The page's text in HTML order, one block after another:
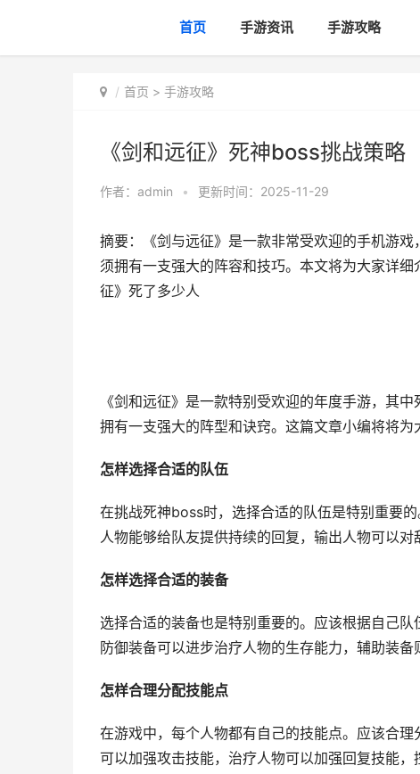
首页 手游资讯 手游攻略
首页 > 手游攻略
《剑和远征》死神boss挑战策略
作者： admin • 更新时间：2025-11-29
摘要：《剑与远征》是一款非常受欢迎的手机游
须拥有一支强大的阵容和技巧。本文将为大家详
征》死了多少人
《剑和远征》是一款特别受欢迎的年度手游，其
拥有一支强大的阵型和诀窍。这篇文章小编将将为
怎样选择合适的队伍
在挑战死神boss时，选择合适的队伍是特别重要
人物能够给队友提供持续的回复，输出人物可以
怎样选择合适的装备
选择合适的装备也是特别重要的。应该根据自己
防御装备可以进步治疗人物的生存能力，辅助装备
怎样合理分配技能点
在游戏中，每个人物都有自己的技能点。应该合
可以加强攻击技能，治疗人物可以加强回复技能，